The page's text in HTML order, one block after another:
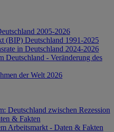
2005-2026
(BIP) Deutschland 1991-2025
in Deutschland 2024-2026
Deutschland - Veränderung des
der Welt 2026
Deutschland zwischen Rezession
& Fakten
Arbeitsmarkt - Daten & Fakten